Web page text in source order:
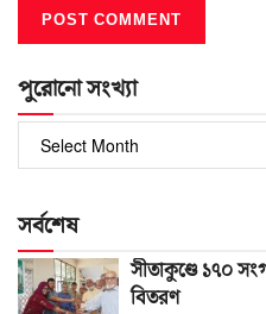
পুরোনো সংখ্যা
সংখ্যা
সর্বশেষ
সীতাকুণ্ডে ১৭০
বিতরণ